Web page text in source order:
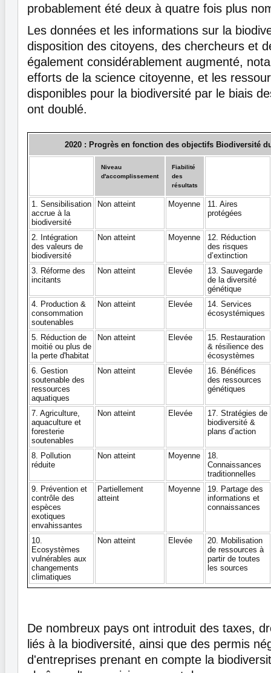
probablement été deux à quatre fois plus
Les données et les informations sur la
disposition des citoyens, des chercheurs et
également considérablement augmenté,
efforts de la science citoyenne, et les
disponibles pour la biodiversité par le biais
ont doublé.
2020 : Progrès en fonction des objectifs Biodiversité
Niveau
d'accomplissement
Fiabilité
des
résultats
1. Sensibilisation
accrue à la
biodiversité
Non atteint Moyenne
11. Aires
protégées
2. Intégration
des valeurs de
biodiversité
Non atteint Moyenne
12. Réduction
des risques
d’extinction
3. Réforme des
incitants
Non atteint Elevée
13. Sauvegarde
de la diversité
génétique
4. Production &
consommation
soutenables
Non atteint Elevée
14. Services
écosystémiques
5. Réduction de
moitié ou plus de
la perte d'habitat
Non atteint Elevée
15. Restauration
& résilience des
écosystèmes
6. Gestion
soutenable des
ressources
aquatiques
Non atteint Elevée
16. Bénéfices
des ressources
génétiques
7. Agriculture,
aquaculture et
foresterie
soutenables
Non atteint Elevée
17. Stratégies de
biodiversité &
plans d’action
8. Pollution
réduite
Non atteint Moyenne
18.
Connaissances
traditionnelles
9. Prévention et
contrôle des
espèces
exotiques
envahissantes
Partiellement
atteint
Moyenne
19. Partage des
informations et
connaissances
10.
Ecosystèmes
vulnérables aux
changements
climatiques
Non atteint Elevée
20. Mobilisation
de ressources à
partir de toutes
les sources
De nombreux pays ont introduit des taxes,
liés à la biodiversité, ainsi que des permis
d'entreprises prenant en compte la